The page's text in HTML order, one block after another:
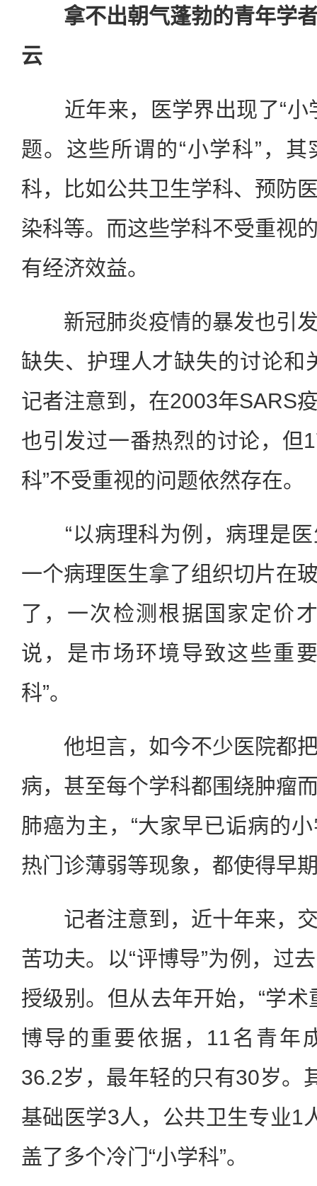
拿不出朝气蓬勃的青年学
云
近年来，医学界出现了“小
题。这些所谓的“小学科”，
科，比如公共卫生学科、预防
染科等。而这些学科不受重视
有经济效益。
新冠肺炎疫情的暴发也引发
缺失、护理人才缺失的讨论和
记者注意到，在2003年SARS
也引发过一番热烈的讨论，但
科”不受重视的问题依然存在。
“以病理科为例，病理是医
一个病理医生拿了组织切片在
了，一次检测根据国家定价
说，是市场环境导致这些重
科”。
他坦言，如今不少医院都把
病，甚至每个学科都围绕肿瘤
肺癌为主，“大家早已诟病的
热门诊薄弱等现象，都使得早
记者注意到，近十年来，交
苦功夫。以“评博导”为例，过
授级别。但从去年开始，“学术
博导的重要依据，11名青年
36.2岁，最年轻的只有30岁。
基础医学3人，公共卫生专业1
盖了多个冷门“小学科”。